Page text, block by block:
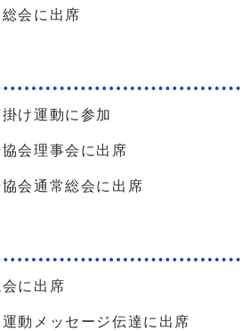
会に出席
け運動に参加
会理事会に出席
会通常総会に出席
に出席
動メッセージ伝達に出席